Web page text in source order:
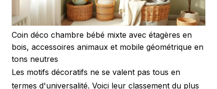
Coin déco chambre bébé mixte avec étagères en
bois, accessoires animaux et mobile géométrique en
tons neutres
Les motifs décoratifs ne se valent pas tous en
termes d'universalité. Voici leur classement du plus